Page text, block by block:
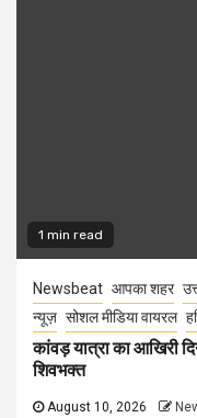
1 min read
Newsbeat आपका शहर
न्यूज़ सोशल मीडिया वायरल
कांवड़ यात्रा का आखिरी
शिवभक्त
August 10, 2026